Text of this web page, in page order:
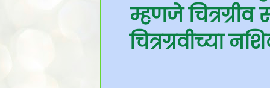
म्हणजे
चित्रग्रवीच्या